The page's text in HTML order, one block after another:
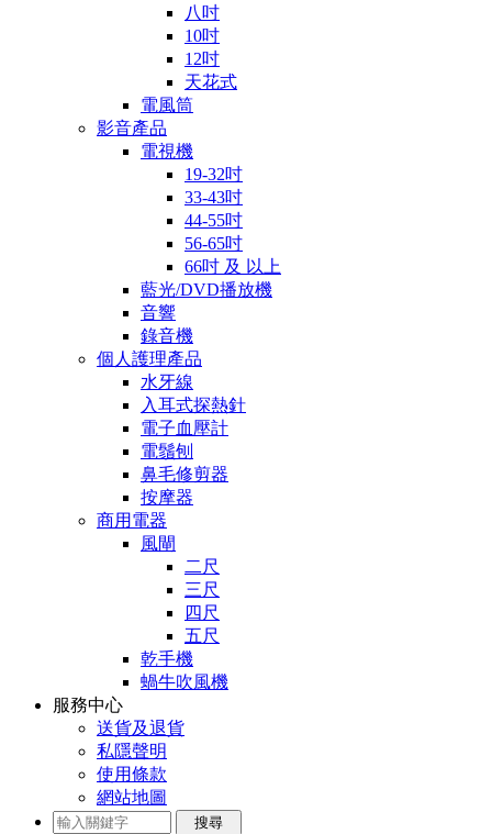
八吋
10吋
12吋
天花式
電風筒
影音產品
電視機
19-32吋
33-43吋
44-55吋
56-65吋
66吋 及 以上
藍光/DVD播放機
音響
錄音機
個人護理產品
水牙線
入耳式探熱針
電子血壓計
電鬚刨
鼻毛修剪器
按摩器
商用電器
風閘
二尺
三尺
四尺
五尺
乾手機
蝸牛吹風機
服務中心
送貨及退貨
私隱聲明
使用條款
網站地圖